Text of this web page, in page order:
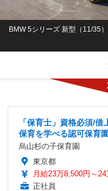
BMW 5シリーズ 新型（11/35）
「保育士」資格必須/
保育を学べる認可保育園
烏山杉の子保育園
東京都
月給23万8,500円～
正社員